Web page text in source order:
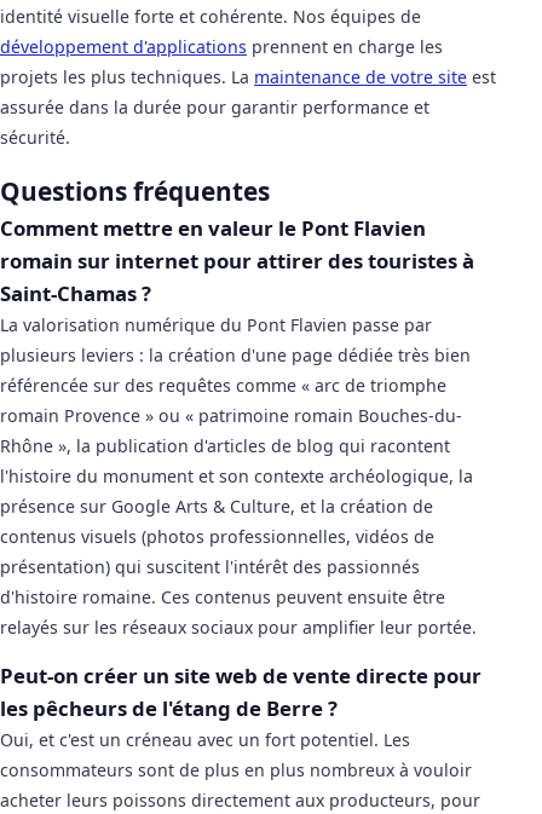
identité visuelle forte et cohérente. Nos équipes de
développement d'applications prennent en charge les
projets les plus techniques. La maintenance de votre site est
assurée dans la durée pour garantir performance et
sécurité.
Questions fréquentes
Comment mettre en valeur le Pont Flavien
romain sur internet pour attirer des touristes à
Saint-Chamas ?
La valorisation numérique du Pont Flavien passe par
plusieurs leviers : la création d'une page dédiée très bien
référencée sur des requêtes comme « arc de triomphe
romain Provence » ou « patrimoine romain Bouches-du-
Rhône », la publication d'articles de blog qui racontent
l'histoire du monument et son contexte archéologique, la
présence sur Google Arts & Culture, et la création de
contenus visuels (photos professionnelles, vidéos de
présentation) qui suscitent l'intérêt des passionnés
d'histoire romaine. Ces contenus peuvent ensuite être
relayés sur les réseaux sociaux pour amplifier leur portée.
Peut-on créer un site web de vente directe pour
les pêcheurs de l'étang de Berre ?
Oui, et c'est un créneau avec un fort potentiel. Les
consommateurs sont de plus en plus nombreux à vouloir
acheter leurs poissons directement aux producteurs, pour